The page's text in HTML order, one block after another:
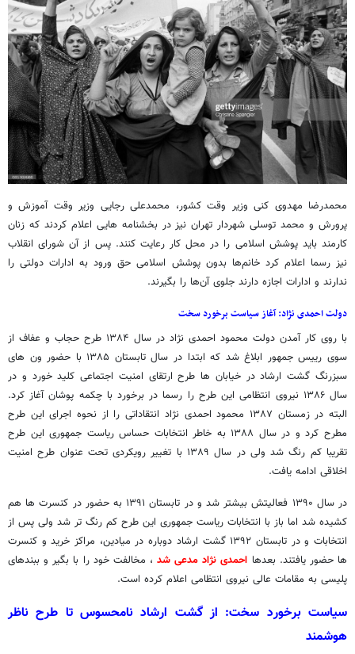
محمدرضا مهدوی کنی وزیر وقت کشور، محمدعلی رجایی وزیر وقت آموزش و
پرورش و محمد توسلی شهردار تهران نیز در بخشنامه هایی اعلام کردند که زنان
کارمند باید پوشش اسلامی را در محل کار رعایت کنند. پس از آن شورای انقلاب
نیز رسما اعلام کرد خانم‌ها بدون پوشش اسلامی حق ورود به ادارات دولتی را
ندارند و ادارات اجازه دارند جلوی آن‌ها را بگیرند.
دولت احمدی نژاد: آغاز سیاست برخورد سخت
با روی کار آمدن دولت محمود احمدی نژاد در سال ۱۳۸۴ طرح حجاب و عفاف از
سوی رییس جمهور ابلاغ شد که ابتدا در سال تابستان ۱۳۸۵ با حضور ون های
سبزرنگ گشت ارشاد در خیابان ها طرح ارتقای امنیت اجتماعی کلید خورد و در
سال ۱۳۸۶ نیروی انتظامی این طرح را رسما در برخورد با چکمه پوشان آغاز کرد.
البته در زمستان ۱۳۸۷ محمود احمدی نژاد انتقاداتی را از نحوه اجرای این طرح
مطرح کرد و در سال ۱۳۸۸ به خاطر انتخابات حساس ریاست جمهوری این طرح
تقریبا کم رنگ شد ولی در سال ۱۳۸۹ با تغییر رویکردی تحت عنوان طرح امنیت
اخلاقی ادامه یافت.
در سال ۱۳۹۰ فعالیتش بیشتر شد و در تابستان ۱۳۹۱ به حضور در کنسرت ها هم
کشیده شد اما باز با انتخابات ریاست جمهوری این طرح کم رنگ تر شد ولی پس از
انتخابات و در تابستان ۱۳۹۲ گشت ارشاد دوباره در میادین، مراکز خرید و کنسرت
ها حضور یافتند. بعدها احمدی نژاد مدعی شد ، مخالفت خود را با بگیر و ببندهای
پلیسی به مقامات عالی نیروی انتظامی اعلام کرده است.
سیاست برخورد سخت: از گشت ارشاد نامحسوس تا طرح ناظر
هوشمند